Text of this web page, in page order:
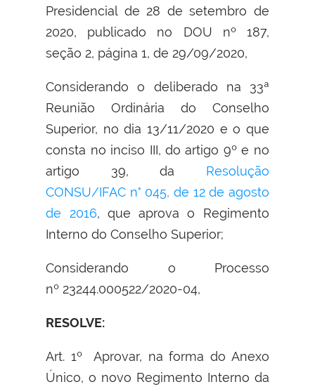
Presidencial de 28 de setembro de
2020, publicado no DOU nº 187,
seção 2, página 1, de 29/09/2020,
Considerando o deliberado na 33ª
Reunião Ordinária do Conselho
Superior, no dia 13/11/2020 e o que
consta no inciso III, do artigo 9º e no
artigo 39, da Resolução
CONSU/IFAC n° 045, de 12 de agosto
de 2016, que aprova o Regimento
Interno do Conselho Superior;
Considerando o Processo
nº 23244.000522/2020-04,
RESOLVE:
Art. 1º Aprovar, na forma do Anexo
Único, o novo Regimento Interno da